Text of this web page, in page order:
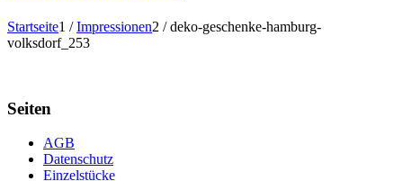
Startseite1 / Impressionen2 / deko-geschenke-hamburg-
volksdorf_253
Seiten
AGB
Datenschutz
Einzelstücke